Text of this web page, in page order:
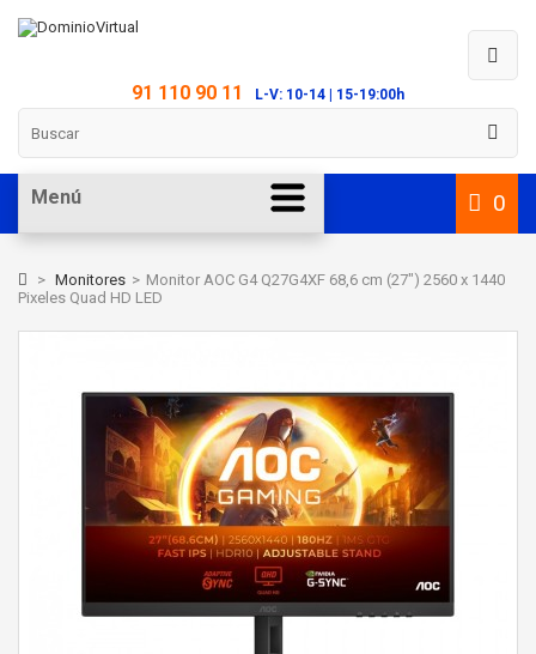
91 110 90 11 L-V: 10-14 | 15-19:00h
0
Menú
> Monitores > Monitor AOC G4 Q27G4XF 68,6 cm (27") 2560 x 1440
Pixeles Quad HD LED